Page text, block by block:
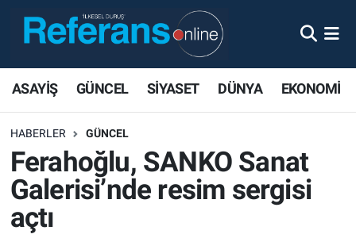
ASAYİŞ GÜNCEL SİYASET DÜNYA EKONOMİ
HABERLER GÜNCEL
Ferahoğlu, SANKO Sanat
Galerisi’nde resim sergisi
açtı